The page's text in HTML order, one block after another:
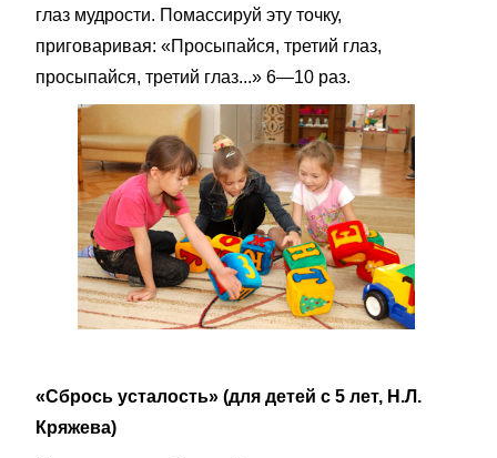
глаз мудрости. Помассируй эту точку,
приговаривая: «Просыпайся, третий глаз,
просыпайся, третий глаз...» 6—10 раз.
«Сбрось усталость» (для детей с 5 лет, Н.Л.
Кряжева)